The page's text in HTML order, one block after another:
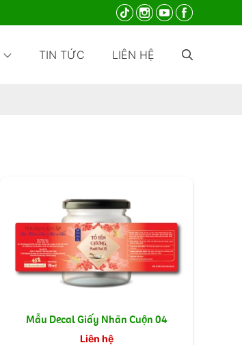
TIN TỨC LIÊN HỆ
Mẫu Decal Giấy Nhãn Cuộn 04
Liên hệ